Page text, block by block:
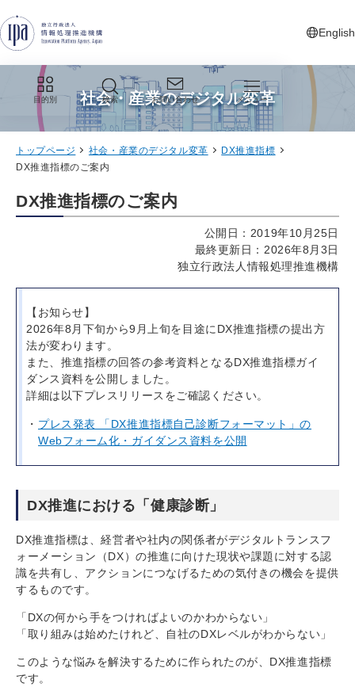
English
新しいタ
目的別 検索 お問い合わせ メニュー
社会・産業のデジタル変革
トップページ 社会・産業のデジタル変革
DX推進指標
DX推進指標のご案内
DX推進指標のご案内
公開日：2019年10月25日
最終更新日：2026年8月3日
独立行政法人情報処理推進機構
【お知らせ】
2026年8月下旬から9月上旬を目途にDX推進指標の提出方
法が変わります。
また、推進指標の回答の参考資料となるDX推進指標ガイ
ダンス資料を公開しました。
詳細は以下プレスリリースをご確認ください。
プレス発表 「DX推進指標自己診断フォーマット」の
Webフォーム化・ガイダンス資料を公開
DX推進における「健康診断」
DX推進指標は、経営者や社内の関係者がデジタルトランスフ
ォーメーション（DX）の推進に向けた現状や課題に対する認
識を共有し、アクションにつなげるための気付きの機会を提供
するものです。
「DXの何から手をつければよいのかわからない」
「取り組みは始めたけれど、自社のDXレベルがわからない」
このような悩みを解決するために作られたのが、DX推進指標
です。